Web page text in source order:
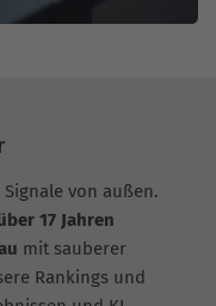
von außen.
17 Jahren
mit sauberer
Rankings und